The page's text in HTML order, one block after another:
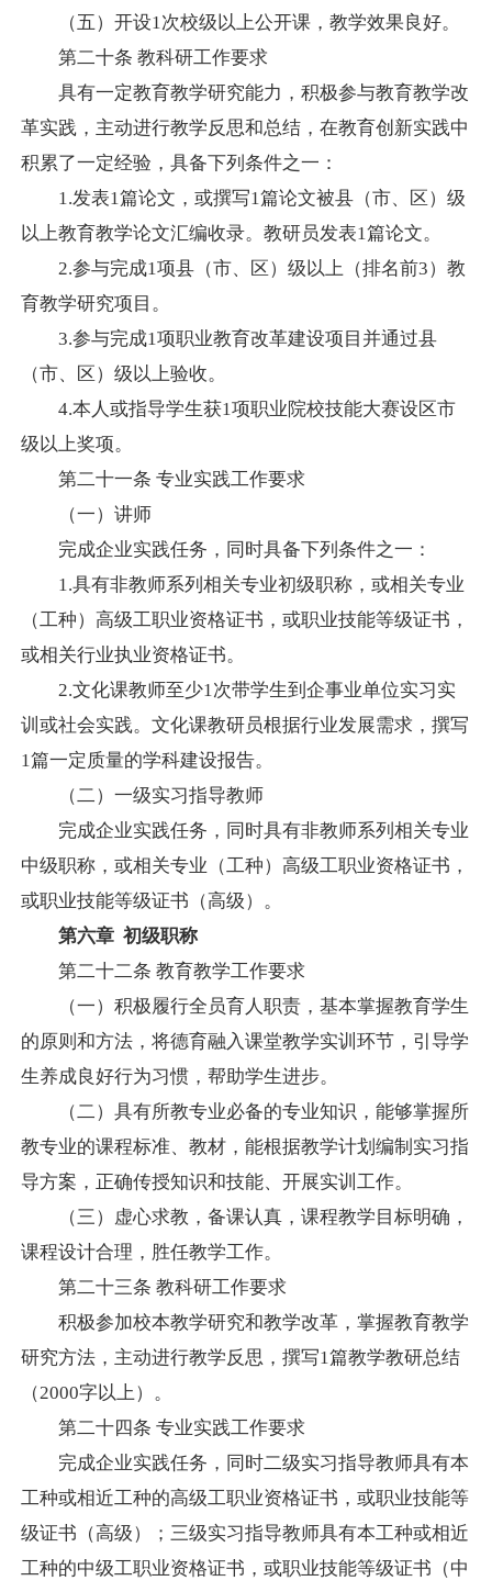
（五）开设1次校级以上公开课，教学效果良好。
第二十条 教科研工作要求
具有一定教育教学研究能力，积极参与教育教学改
革实践，主动进行教学反思和总结，在教育创新实践中
积累了一定经验，具备下列条件之一：
1.发表1篇论文，或撰写1篇论文被县（市、区）级
以上教育教学论文汇编收录。教研员发表1篇论文。
2.参与完成1项县（市、区）级以上（排名前3）教
育教学研究项目。
3.参与完成1项职业教育改革建设项目并通过县
（市、区）级以上验收。
4.本人或指导学生获1项职业院校技能大赛设区市
级以上奖项。
第二十一条 专业实践工作要求
（一）讲师
完成企业实践任务，同时具备下列条件之一：
1.具有非教师系列相关专业初级职称，或相关专业
（工种）高级工职业资格证书，或职业技能等级证书，
或相关行业执业资格证书。
2.文化课教师至少1次带学生到企事业单位实习实
训或社会实践。文化课教研员根据行业发展需求，撰写
1篇一定质量的学科建设报告。
（二）一级实习指导教师
完成企业实践任务，同时具有非教师系列相关专业
中级职称，或相关专业（工种）高级工职业资格证书，
或职业技能等级证书（高级）。
第六章 初级职称
第二十二条 教育教学工作要求
（一）积极履行全员育人职责，基本掌握教育学生
的原则和方法，将德育融入课堂教学实训环节，引导学
生养成良好行为习惯，帮助学生进步。
（二）具有所教专业必备的专业知识，能够掌握所
教专业的课程标准、教材，能根据教学计划编制实习指
导方案，正确传授知识和技能、开展实训工作。
（三）虚心求教，备课认真，课程教学目标明确，
课程设计合理，胜任教学工作。
第二十三条 教科研工作要求
积极参加校本教学研究和教学改革，掌握教育教学
研究方法，主动进行教学反思，撰写1篇教学教研总结
（2000字以上）。
第二十四条 专业实践工作要求
完成企业实践任务，同时二级实习指导教师具有本
工种或相近工种的高级工职业资格证书，或职业技能等
级证书（高级）；三级实习指导教师具有本工种或相近
工种的中级工职业资格证书，或职业技能等级证书（中